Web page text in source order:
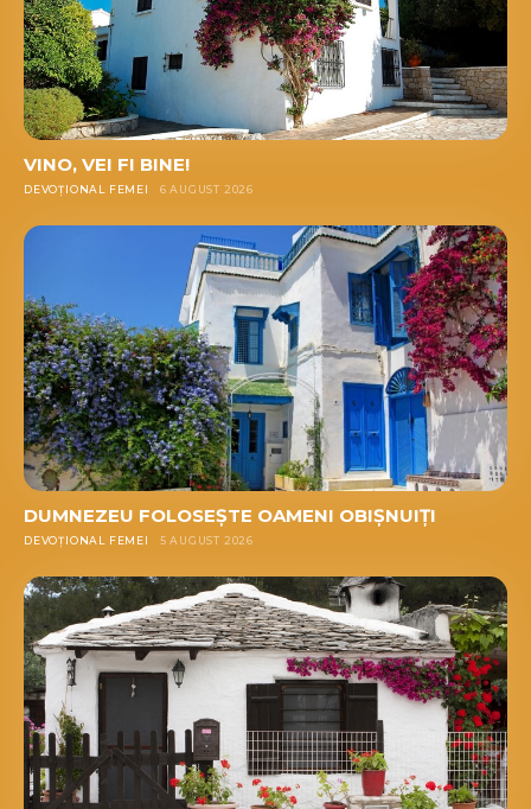
VINO, VEI FI BINE!
DEVOȚIONAL FEMEI 6 AUGUST 2026
DUMNEZEU FOLOSEȘTE OAMENI OBIȘNUIȚI
DEVOȚIONAL FEMEI 5 AUGUST 2026